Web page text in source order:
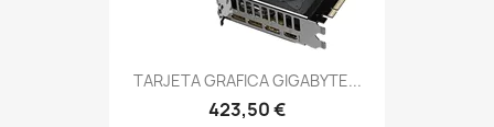
TARJETA GRAFICA GIGABYTE...
423,50 €